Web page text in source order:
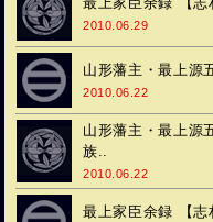
2010.06.29
山形藩主・最上源
2010.06.22
山形藩主・最上源
族..
2010.06.22
最上家臣余録 【